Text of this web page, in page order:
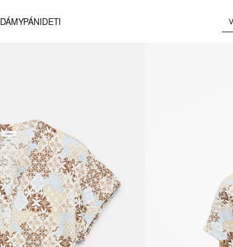
DÁMYPÁNIDETI